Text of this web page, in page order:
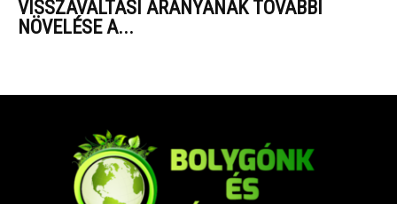
VISSZAVÁLTÁSI ARÁNYÁNAK TOVÁBBI
NÖVELÉSE A...